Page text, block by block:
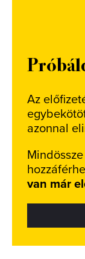
Az
azonnal
van már